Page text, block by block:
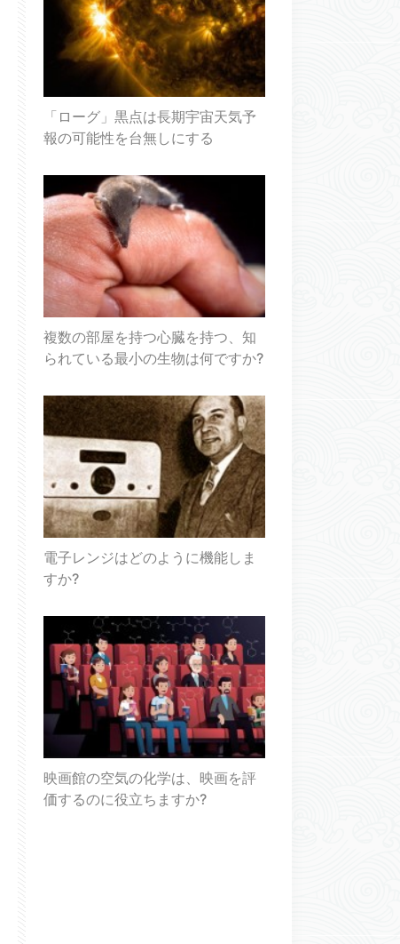
「ローグ」黒点は長期宇宙天気予
報の可能性を台無しにする
複数の部屋を持つ心臓を持つ、知
られている最小の生物は何ですか?
電子レンジはどのように機能しま
すか?
映画館の空気の化学は、映画を評
価するのに役立ちますか?